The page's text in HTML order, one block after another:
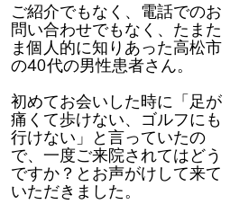
ご紹介でもなく、電話でのお
問い合わせでもなく、たまた
ま個人的に知りあった高松市
の40代の男性患者さん。
初めてお会いした時に「足が
痛くて歩けない、ゴルフにも
行けない」と言っていたの
で、一度ご来院されてはどう
ですか？とお声がけして来て
いただきました。